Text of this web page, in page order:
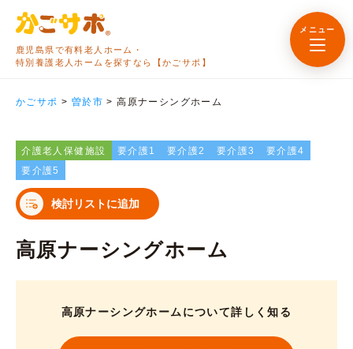
鹿児島県で有料老人ホーム・
特別養護老人ホームを探すなら【かごサポ】
メニュー
かごサポ > 曽於市 >高原ナーシングホーム
介護老人保健施設 要介護1 要介護2 要介護3
要介護4
要介護5
検討リストに追加
高原ナーシングホーム
高原ナーシングホームについて詳しく知る